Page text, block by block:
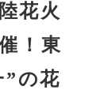
花火
！東
”の花